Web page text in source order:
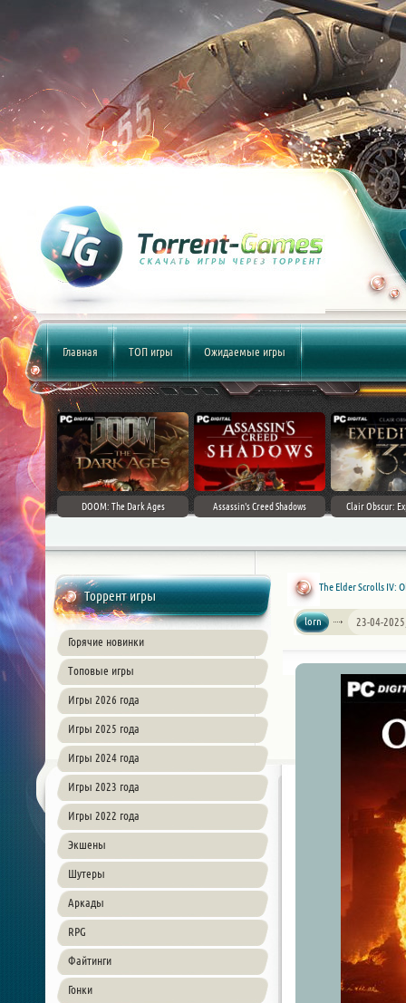
Главная ТОП игры Ожидаемые игры
DOOM: The Dark Ages Assassin's Creed Shadows Clair Obscur:
Торрент игры
Горячие новинки
Топовые игры
Игры 2026 года
Игры 2025 года
Игры 2024 года
Игры 2023 года
Игры 2022 года
Экшены
Шутеры
Аркады
RPG
Файтинги
Гонки
The Elder Scrolls IV:
lorn 23-04-